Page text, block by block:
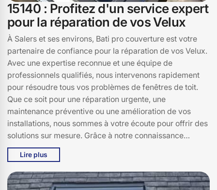
15140 : Profitez d'un service expert
pour la réparation de vos Velux
À Salers et ses environs, Bati pro couverture est votre
partenaire de confiance pour la réparation de vos Velux.
Avec une expertise reconnue et une équipe de
professionnels qualifiés, nous intervenons rapidement
pour résoudre tous vos problèmes de fenêtres de toit.
Que ce soit pour une réparation urgente, une
maintenance préventive ou une amélioration de vos
installations, nous sommes à votre écoute pour offrir des
solutions sur mesure. Grâce à notre connaissance
approfondie des produits Velux et notre souci du détail,
nous garantissons des interventions de qualité qui
prolongeront la durée de vie de vos fenêtres de toit.
N’attendez plus, contactez Bati pro couverture à 15140
Lire plus